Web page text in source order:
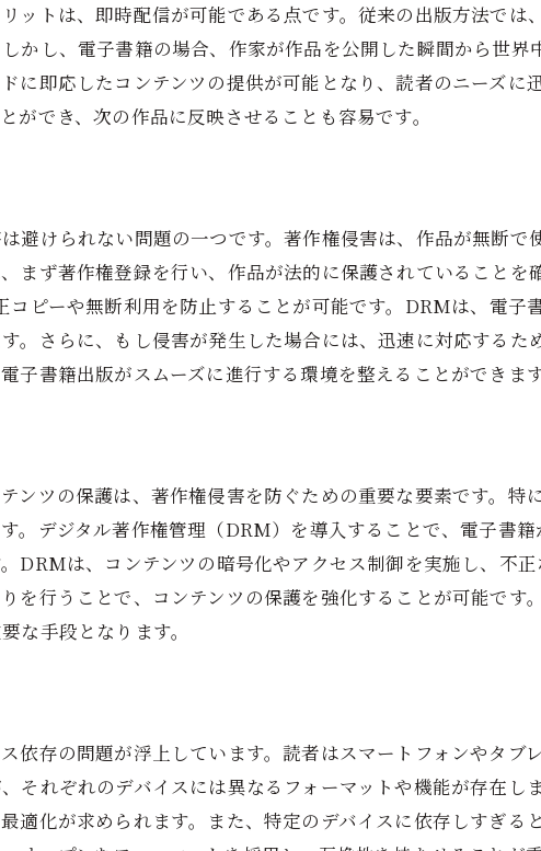
ットは、即時配信が可能である点です。従来の出版方法で
かし、電子書籍の場合、作家が作品を公開した瞬間から世
に即応したコンテンツの提供が可能となり、読者のニーズに
ができ、次の作品に反映させることも容易です。
避けられない問題の一つです。著作権侵害は、作品が無断
まず著作権登録を行い、作品が法的に保護されていること
ピーや無断利用を防止することが可能です。DRMは、電子
。さらに、もし侵害が発生した場合には、迅速に対応する
子書籍出版がスムーズに進行する環境を整えることができます
ンツの保護は、著作権侵害を防ぐための重要な要素です。特
。デジタル著作権管理（DRM）を導入することで、電子書
DRMは、コンテンツの暗号化やアクセス制御を実施し、不
を行うことで、コンテンツの保護を強化することが可能で
な手段となります。
依存の問題が浮上しています。読者はスマートフォンやタブ
それぞれのデバイスには異なるフォーマットや機能が存在し
適化が求められます。また、特定のデバイスに依存しすぎる